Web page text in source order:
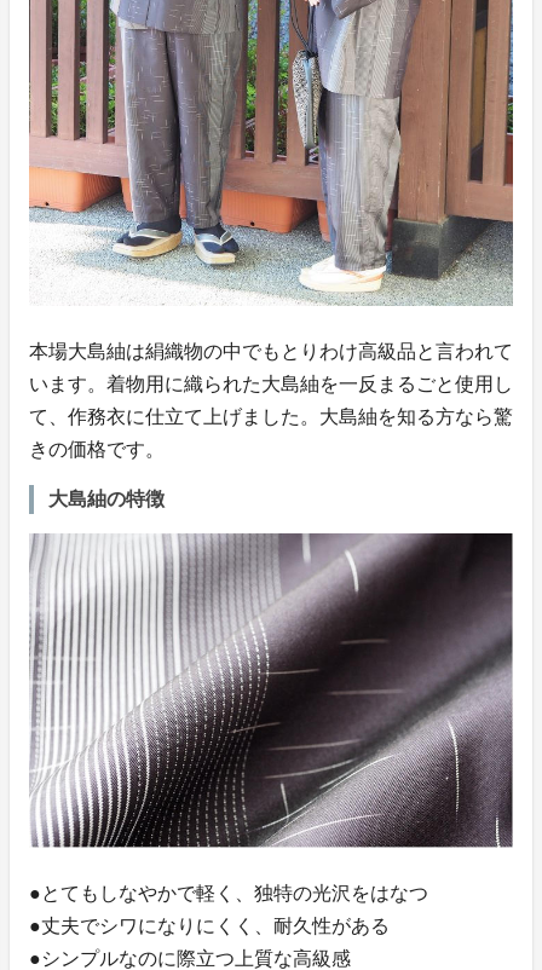
本場大島紬は絹織物の中でもとりわけ高級品と言われて
います。着物用に織られた大島紬を一反まるごと使用し
て、作務衣に仕立て上げました。大島紬を知る方なら驚
きの価格です。
大島紬の特徴
●とてもしなやかで軽く、独特の光沢をはなつ
●丈夫でシワになりにくく、耐久性がある
●シンプルなのに際立つ上質な高級感